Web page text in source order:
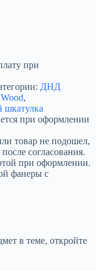
при
ДНД
,
шкатулка
при оформлении
товар не подошел,
согласования.
при оформлении.
фанеры с
в теме, откройте